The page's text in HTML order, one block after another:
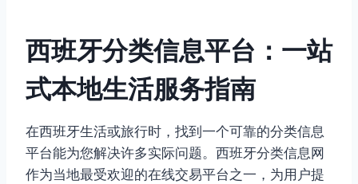
西班牙分类信息平台：一站
式本地生活服务指南
在西班牙生活或旅行时，找到一个可靠的分类信息
平台能为您解决许多实际问题。西班牙分类信息网
作为当地最受欢迎的在线交易平台之一，为用户提